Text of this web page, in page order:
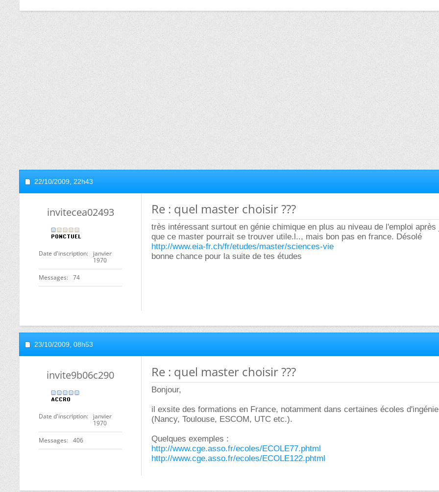
22/10/2009, 22h43
invitecea02493
Date d'inscription
janvier
1970
Messages 74
Re : quel master choisir ???
très intéressant surtout en génie chimique en plus au niveau de l'emploi après
que ce master pourrait se trouver utile.l.., mais bon pas en france. Désolé
http://www.eia-fr.ch/fr/etudes/master/sciences-vie
bonne chance pour la suite de tes études
23/10/2009, 08h53
invite9b06c290
Date d'inscription
janvier
1970
Messages 406
Re : quel master choisir ???
Bonjour,
il exsite des formations en France, notamment dans certaines écoles
(Nancy, Toulouse, ESCOM, UTC etc.).
Quelques exemples :
http://www.cge.asso.fr/ecoles/ECOLE77.phtml
http://www.cge.asso.fr/ecoles/ECOLE122.phtml